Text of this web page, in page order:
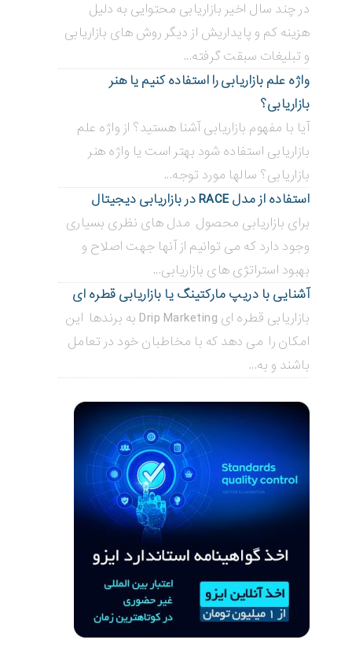
در چند سال اخیر بازاریابی محتوایی به دلیل
هزینه کم و پایداریش از دیگر روش های بازاریابی
و تبلیغات سبقت گرفته...
واژه علم بازاریابی را استفاده کنیم یا هنر
بازاریابی؟
آیا با مفهوم بازاریابی آشنا هستید؟ از واژه علم
بازاریابی استفاده شود بهتر است یا واژه هنر
بازاریابی؟ سالها مورد توجه...
استفاده از مدل RACE در بازاریابی دیجیتال
برای بازاریابی محصول مدل های نظری بسیاری
وجود دارد که می توانیم از آنها جهت اصلاح و
بهبود استراتژی های بازاریابی...
آشنایی با دریپ مارکتینگ یا بازاریابی قطره ای
بازاریابی قطره ای Drip Marketing به برندها این
امکان را می دهد که با مخاطبان خود در تعامل
باشند و به...